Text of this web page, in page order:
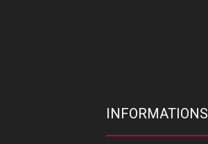
INFORMATIONS